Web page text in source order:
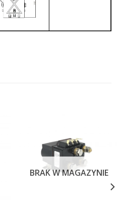
BRAK W MAGAZYNIE